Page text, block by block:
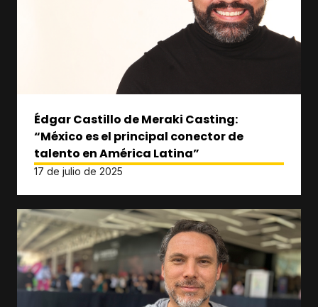
Édgar Castillo de Meraki Casting:
“México es el principal conector de
talento en América Latina”
17 de julio de 2025